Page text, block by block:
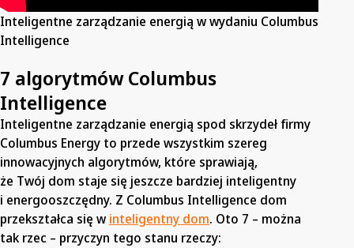
Inteligentne zarządzanie energią w wydaniu Columbus
Intelligence
7 algorytmów Columbus
Intelligence
Inteligentne zarządzanie energią spod skrzydeł firmy
Columbus Energy to przede wszystkim szereg
innowacyjnych algorytmów, które sprawiają,
że Twój dom staje się jeszcze bardziej inteligentny
i energooszczędny. Z Columbus Intelligence dom
przekształca się w inteligentny dom. Oto 7 – można
tak rzec – przyczyn tego stanu rzeczy: